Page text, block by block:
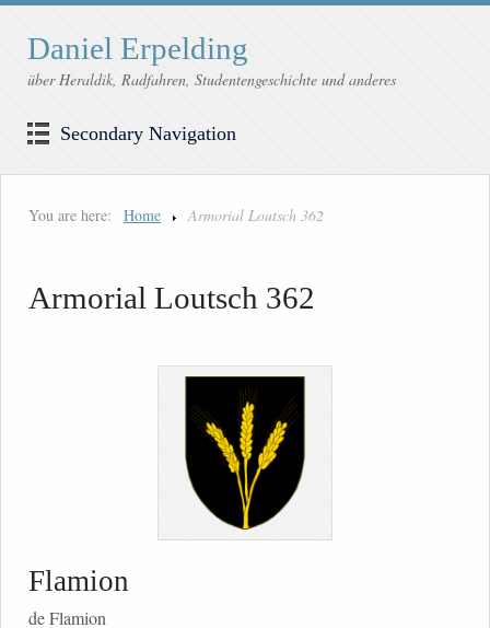
Daniel Erpelding
über Heraldik, Radfahren, Studentengeschichte und anderes
Secondary Navigation
You are here: Home Armorial Loutsch 362
Armorial Loutsch 362
Flamion
de Flamion